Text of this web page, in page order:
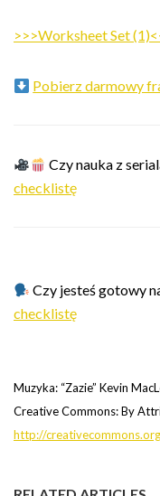
>>>Worksheet Set
Pobierz darmowy
Czy nauka z
checklistę
Czy jesteś gotowy
checklistę
Muzyka: “Zazie” Kevin
Creative Commons: By
http://